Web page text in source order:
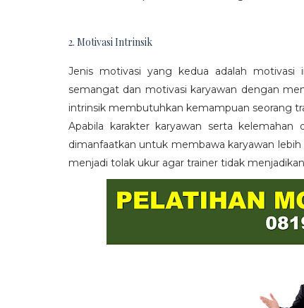
2. Motivasi Intrinsik
Jenis motivasi yang kedua adalah
semangat dan motivasi karyawan dengan
intrinsik membutuhkan kemampuan seorang
Apabila karakter karyawan serta
dimanfaatkan untuk membawa karyawan
menjadi tolak ukur agar trainer tidak